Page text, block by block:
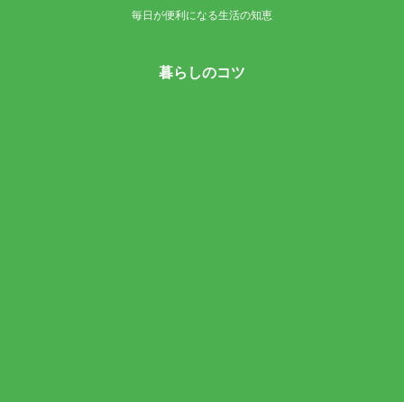
毎日が便利になる生活の知恵
暮らしのコツ